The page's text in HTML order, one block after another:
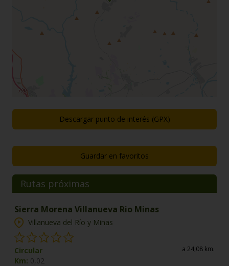
Descargar punto de interés (GPX)
Guardar en favoritos
Rutas próximas
Sierra Morena Villanueva Rio Minas
Villanueva del Río y Minas
Circular
Km: 0,02
a 24,08 km.